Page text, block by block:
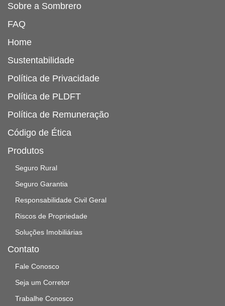
Sobre a Sombrero
FAQ
Home
Sustentabilidade
Política de Privacidade
Política de PLDFT
Política de Remuneração
Código de Ética
Produtos
Seguro Rural
Seguro Garantia
Responsabilidade Civil Geral
Riscos de Propriedade
Soluções Imobiliárias
Contato
Fale Conosco
Seja um Corretor
Trabalhe Conosco